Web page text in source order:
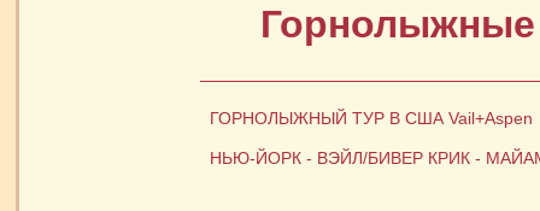
ГОРНОЛЫЖНЫЙ ТУР В США Vail+Aspen
НЬЮ-ЙОРК - ВЭЙЛ/БИВЕР КРИК -